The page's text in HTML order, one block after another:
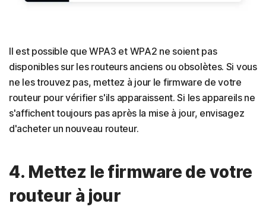
Il est possible que WPA3 et WPA2 ne soient pas
disponibles sur les routeurs anciens ou obsolètes. Si vous
ne les trouvez pas, mettez à jour le firmware de votre
routeur pour vérifier s'ils apparaissent. Si les appareils ne
s'affichent toujours pas après la mise à jour, envisagez
d'acheter un nouveau routeur.
4. Mettez le firmware de votre
routeur à jour